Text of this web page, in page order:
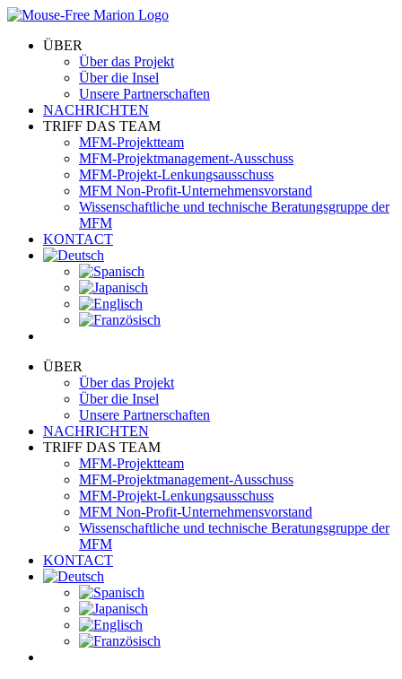
Skip
contentÜBER
Über das Projekt
Über die Insel
Unsere Partnerschaften
NACHRICHTEN
TRIFF DAS TEAM
MFM-Projektteam
MFM-Projektmanagement-Ausschuss
MFM-Projekt-Lenkungsausschuss
MFM Non-Profit-Unternehmensvorstand
Wissenschaftliche und technische Beratungsgruppe der
MFM
KONTACT
ÜBER
Über das Projekt
Über die Insel
Unsere Partnerschaften
NACHRICHTEN
TRIFF DAS TEAM
MFM-Projektteam
MFM-Projektmanagement-Ausschuss
MFM-Projekt-Lenkungsausschuss
MFM Non-Profit-Unternehmensvorstand
Wissenschaftliche und technische Beratungsgruppe der
MFM
KONTACT